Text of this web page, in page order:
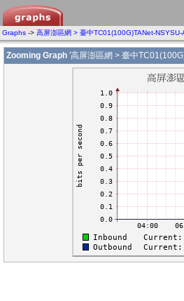
Graphs -> 高屏澎區網 > 臺中TC01(100G)TANet-
Zooming Graph '高屏澎區網 > 臺中